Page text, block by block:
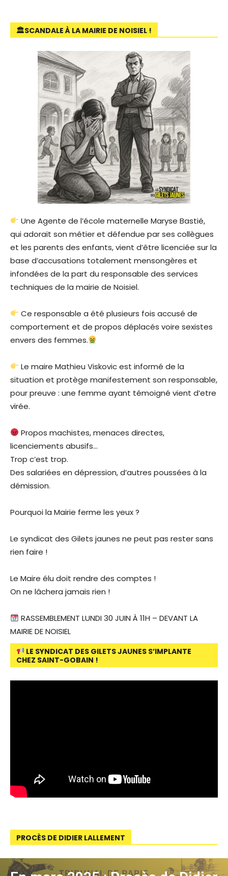
🏛SCANDALE À LA MAIRIE DE NOISIEL !
Une Agente de l’école maternelle Maryse Bastié,
qui adorait son métier et défendue par ses collègues
et les parents des enfants, vient d’être licenciée sur la
base d’accusations totalement mensongères et
infondées de la part du responsable des services
techniques de la mairie de Noisiel.
Ce responsable a été plusieurs fois accusé de
comportement et de propos déplacés voire sexistes
envers des femmes.
Le maire Mathieu Viskovic est informé de la
situation et protège manifestement son responsable,
pour preuve : une femme ayant témoigné vient d’etre
virée.
Propos machistes, menaces directes,
licenciements abusifs…
Trop c’est trop.
Des salariées en dépression, d’autres poussées à la
démission.
Pourquoi la Mairie ferme les yeux ?
Le syndicat des Gilets jaunes ne peut pas rester sans
rien faire !
Le Maire élu doit rendre des comptes !
On ne lâchera jamais rien !
RASSEMBLEMENT LUNDI 30 JUIN À 11H – DEVANT LA
MAIRIE DE NOISIEL
LE SYNDICAT DES GILETS JAUNES S’IMPLANTE
CHEZ SAINT-GOBAIN !
PROCÈS DE DIDIER LALLEMENT